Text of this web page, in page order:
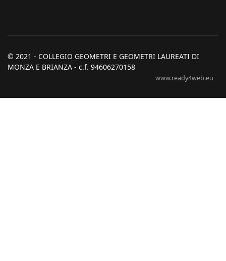
© 2021 - COLLEGIO GEOMETRI E GEOMETRI LAUREATI DI
MONZA E BRIANZA - c.f. 94606270158
www.ready4web.eu